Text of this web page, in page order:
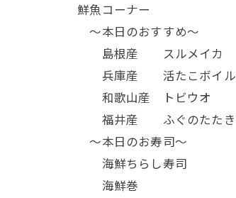
鮮魚コーナー
～本日のおすすめ～
島根産 スルメイカ
兵庫産 活たこボイル
和歌山産 トビウオ
福井産 ふぐのたたき
～本日のお寿司～
海鮮ちらし寿司
海鮮巻